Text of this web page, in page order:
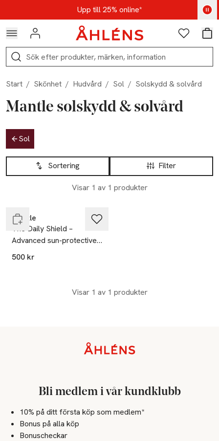
Hoppa till navigationsmenynUpp till 25% online*
Kod: AUG25 - Shoppa nu
Logga in Favoriter
Sök
Start / Skönhet / Hudvård / Sol / Solskydd & solvård
Mantle solskydd & solvård
Hoppa till produktsidan
Sol
Hoppa till produktsidan
Filter
Sortering
Visar 1 av 1 produkter
Lista över produkter
Mantle
The Daily Shield –
Advanced sun-protective
moisturizer
500 kr
Visar 1 av 1 produkter
Bli medlem i vår kundklubb
10% på ditt första köp som medlem*
Bonus på alla köp
Bonuscheckar